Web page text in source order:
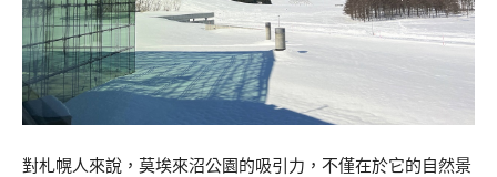
對札幌人來說，莫埃來沼公園的吸引力，不僅在於它的自然景